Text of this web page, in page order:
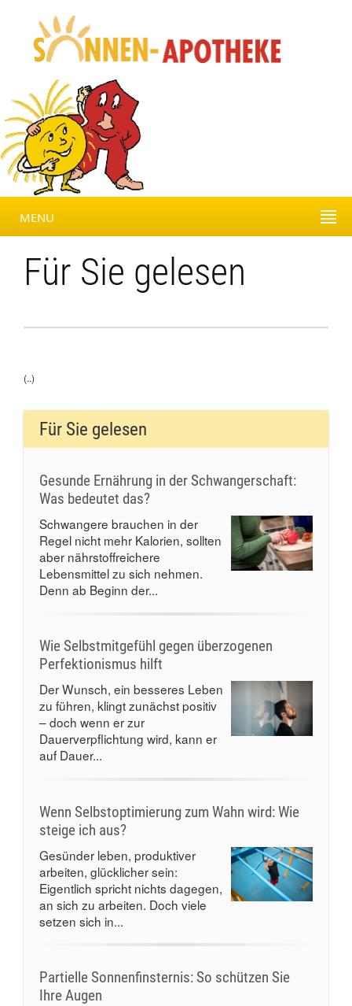
MENU
Für Sie gelesen
(..)
Für Sie gelesen
Gesunde Ernährung in der Schwangerschaft:
Was bedeutet das?
Schwangere brauchen in der
Regel nicht mehr Kalorien, sollten
aber nährstoffreichere
Lebensmittel zu sich nehmen.
Denn ab Beginn der...
Wie Selbstmitgefühl gegen überzogenen
Perfektionismus hilft
Der Wunsch, ein besseres Leben
zu führen, klingt zunächst positiv
– doch wenn er zur
Dauerverpflichtung wird, kann er
auf Dauer...
Wenn Selbstoptimierung zum Wahn wird: Wie
steige ich aus?
Gesünder leben, produktiver
arbeiten, glücklicher sein:
Eigentlich spricht nichts dagegen,
an sich zu arbeiten. Doch viele
setzen sich in...
Partielle Sonnenfinsternis: So schützen Sie
Ihre Augen